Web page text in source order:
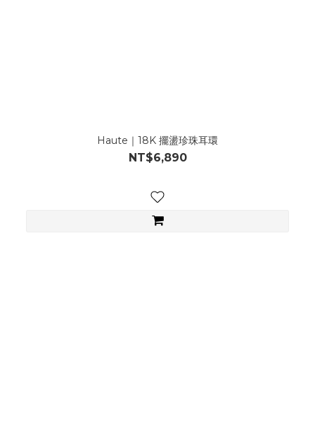
Haute｜18K 擺盪珍珠耳環
NT$6,890